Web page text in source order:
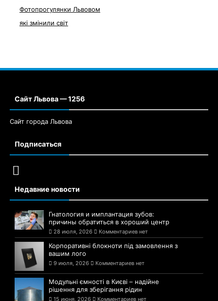
Фотопрогулянки Львовом
які змінили світ
Сайт Львова — 1256
Сайт города Львова
Подписаться
Недавние новости
Гнатология и имплантация зубов:
причины обратиться в хороший центр
28 июля, 2026 Комментариев нет
Корпоративні блокноти під замовлення з
вашим лого
9 июля, 2026 Комментариев нет
Модульні ємності в Києві – надійне
рішення для зберігання рідин
15 июня, 2026 Комментариев нет